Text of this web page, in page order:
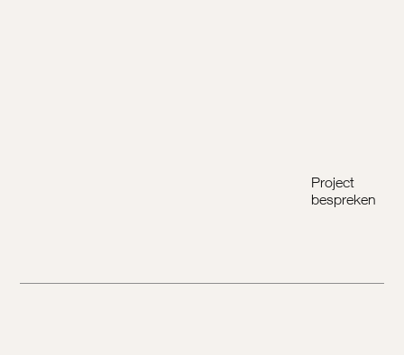
Project
bespreken